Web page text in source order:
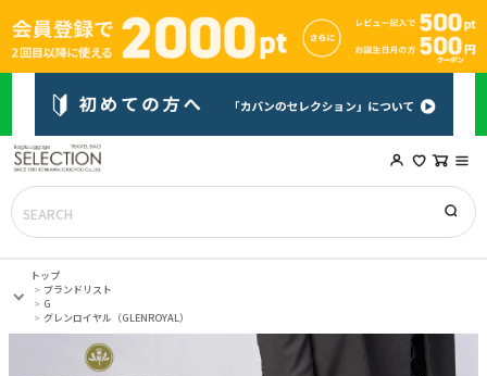
トップ
ブランドリスト
G
グレンロイヤル（GLENROYAL）